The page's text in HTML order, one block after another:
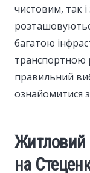
чистовим, так
багатою
транспортною
правильний
ознайомитися
Житловий
на